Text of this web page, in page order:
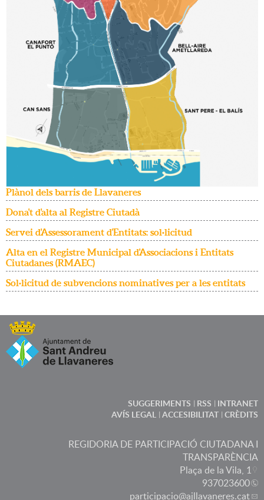
Plànol dels barris de Llavaneres
Dona't d'alta al Registre Ciutadà
Servei d'Assessorament d'Entitats: sol·licitud
Alta en el Registre Municipal d'Associacions i Entitats
Ciutadanes (RMAEC)
Sol·licitud de subvencions nominatives per a les entitats
SUGGERIMENTS RSS
INTRANET
AVÍS LEGAL
ACCESIBILITAT CRÈDITS
REGIDORIA DE PARTICIPACIÓ CIUTADANA I
TRANSPARÈNCIA
Plaça de la Vila, 1
937023600
participacio@ajllavaneres.cat